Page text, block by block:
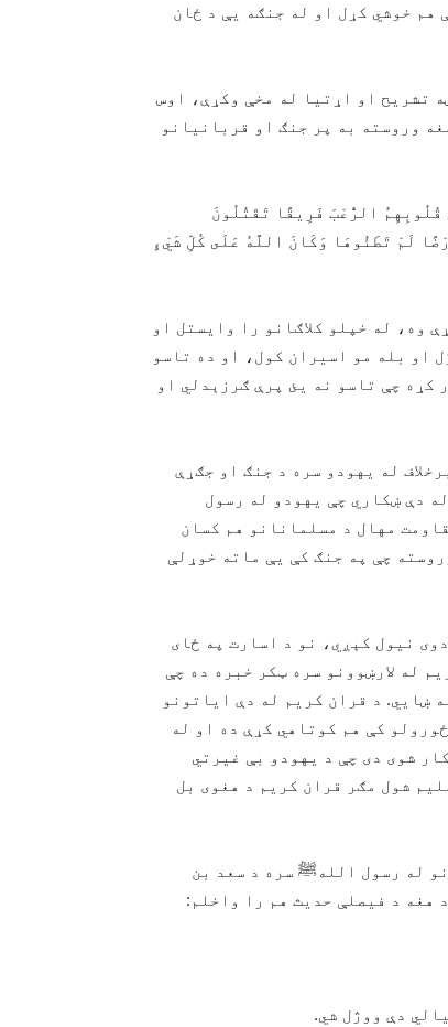
خوشي کړل او له جنګه يې د ځان
تشریح او اړتیا له مخې وکړې، اوس
وروسته به پر جنګ او قربانیانو
الرُّعْبَ فَرِيقًا تَقْتُلُونَ
وَأَرْضًا لَمْ تَطَئُوهَا وَكَانَ اللَّهُ عَلَى كُلِّ شَيْءٍ
وه، له خپلو کلاګانو را وایستل او
او بله مو اسیران کول، او ده تاسو
کړه چې تاسو نه یئ پرې ګرزېدلي او
له یهودو سره د جنګ او جګړې
دې ښکاري چې یهودو له رسول
مهال د مسلمانانو هم کسان
چې په جنګ کې يې ماته خوړلې
نیول کېږي، نو د اسارت په ځای
له لارښوونو سره ټکر خبره ده چې
ښايي. د قران کریم له دې ایاتونو
کې هم کوتاهي کړې ده او له
شوی دی چې د یهودو بې غیرتي
شول مګر قران کریم د هغوی بل
له رسول اللهﷺ سره د سعد بن
هغه د فیصلې حدیث هم را واخلم:
دې ووژل شي.